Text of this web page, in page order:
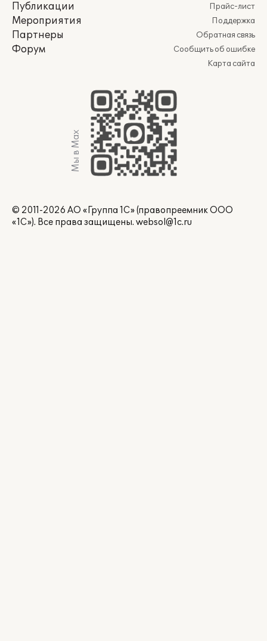
Публикации
Мероприятия
Партнеры
Форум
Прайс-лист
Поддержка
Обратная связь
Сообщить об ошибке
Карта сайта
Мы в Max
© 2011-2026 АО «Группа 1С» (правопреемник ООО
«1С»). Все права защищены. websol@1c.ru